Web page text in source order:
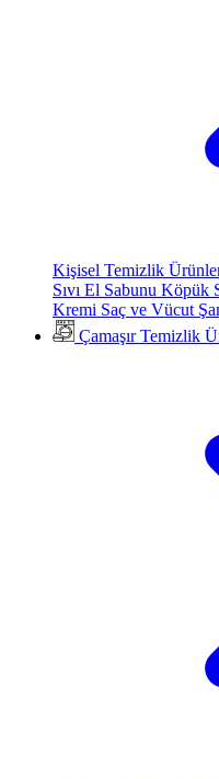
Kişisel Temizlik
Sıvı El Sabunu Köpük
Kremi Saç ve Vücut
Çamaşır Temizlik